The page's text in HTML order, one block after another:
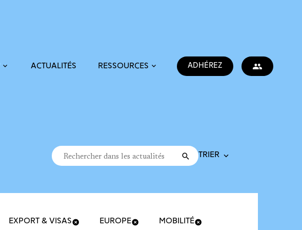
ACTUALITÉS RESSOURCES ADHÉREZ
Recherche
Rechercher dans les actualités Valider
Trier la recherche
EXPORT & VISAS EUROPE MOBILITÉ